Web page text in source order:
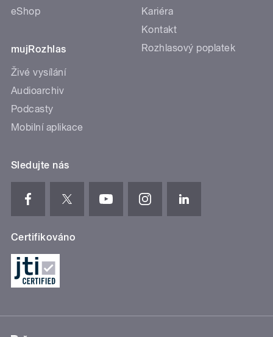
eShop
mujRozhlas
Živé vysílání
Audioarchiv
Podcasty
Mobilní aplikace
Kariéra
Kontakt
Rozhlasový poplatek
Sledujte nás
Certifikováno